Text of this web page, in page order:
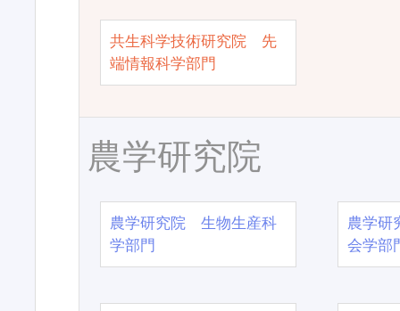
共生科学技術研究院 先
端情報科学部門
農学研究院
農学研究院 生物生産科
学部門
農学
会学部